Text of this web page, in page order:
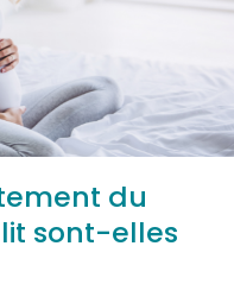
du
sont-elles